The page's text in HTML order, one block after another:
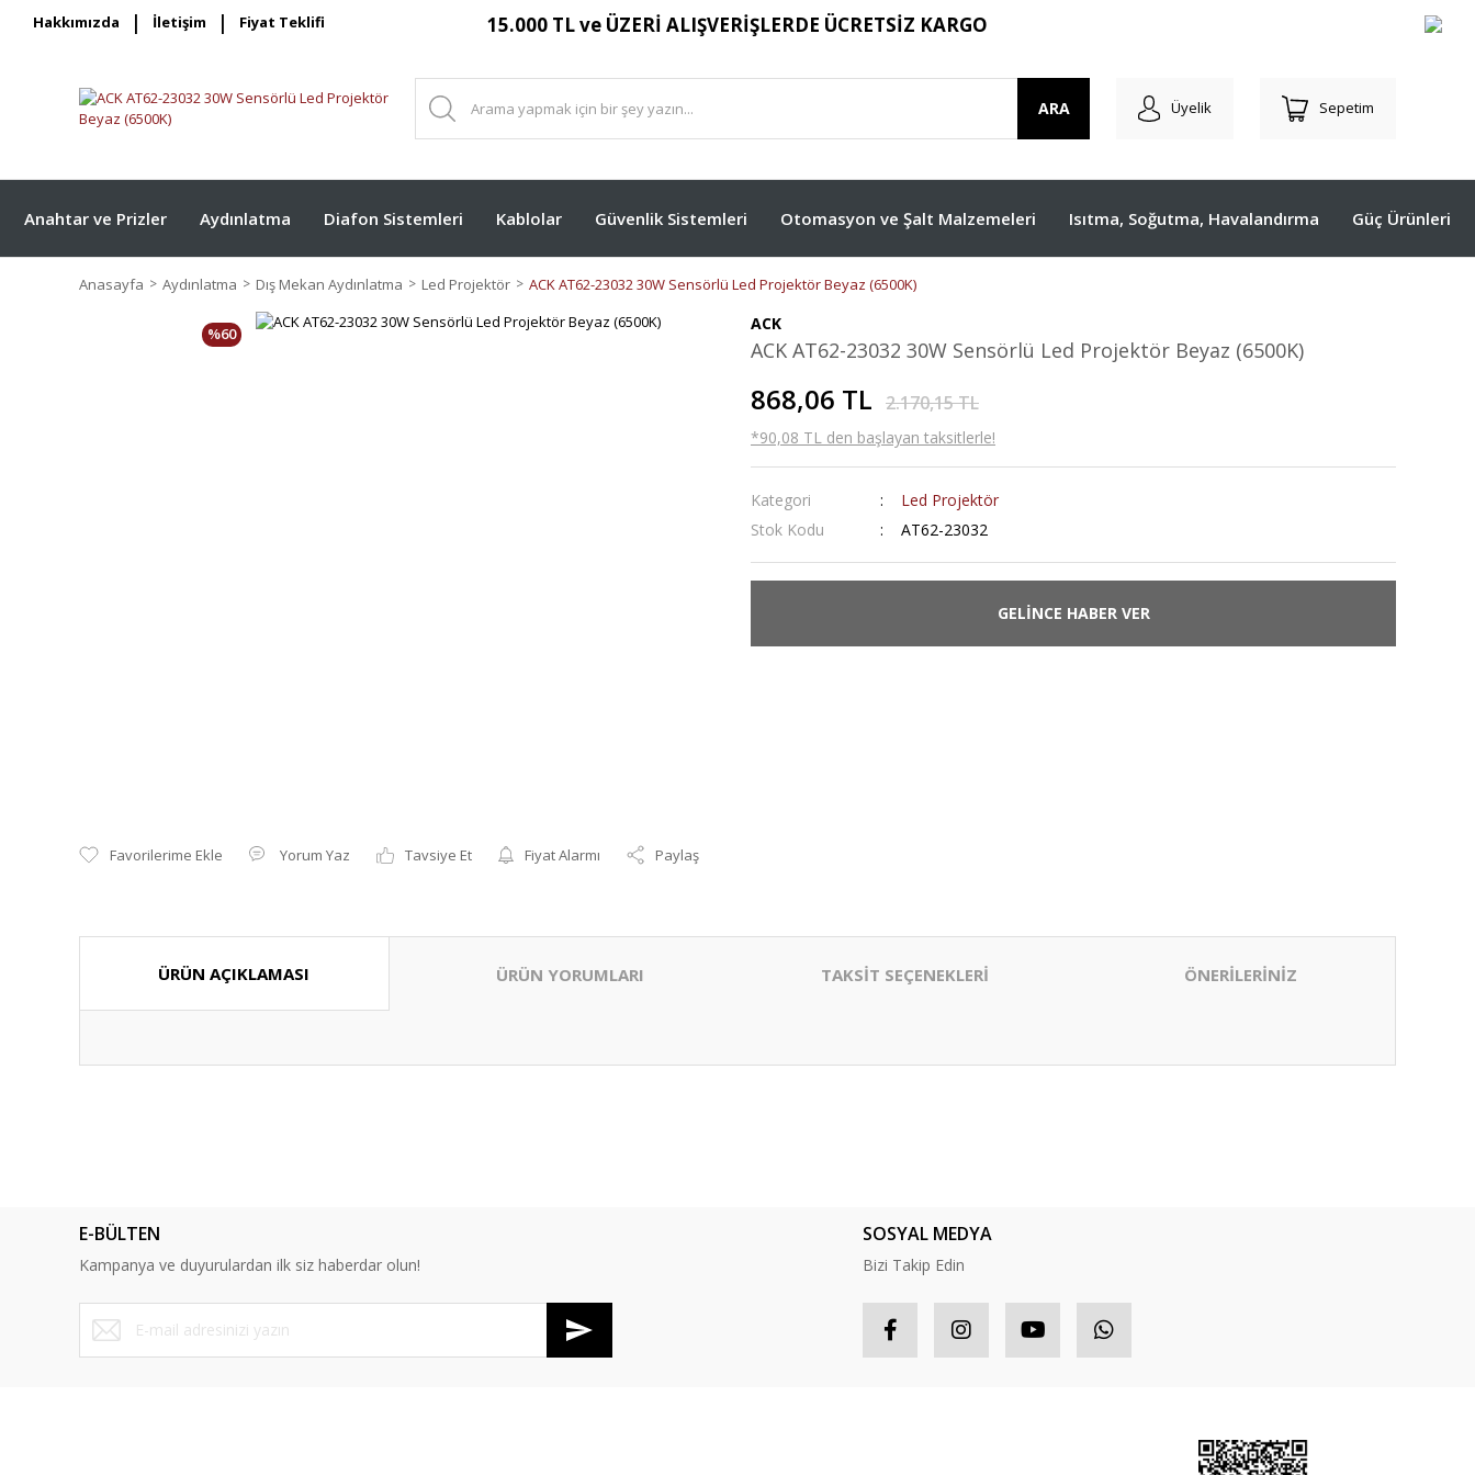
Hakkımızda İletişim Fiyat Teklifi 15.000 TL ve ÜZERİ ALIŞVERİŞLERDE ÜCRETSİZ KARGO
ARA Üyelik Sepetim
Anahtar ve Prizler Aydınlatma Diafon Sistemleri Kablolar Güvenlik Sistemleri Otomasyon ve Şalt Malzemeleri Isıtma, Soğutma, Havalandırma Güç Ürünleri
Anasayfa Aydınlatma Dış Mekan Aydınlatma Led Projektör ACK AT62-23032 30W Sensörlü Led Projektör Beyaz (6500K)
%60
Yorum Yaz Tavsiye Et Fiyat Alarmı Paylaş
ACK
ACK AT62-23032 30W Sensörlü Led Projektör Beyaz (6500K)
868,06 TL 2.170,15 TL
*90,08 TL den başlayan taksitlerle!
Kategori
Led Projektör
Stok Kodu
AT62-23032
GELİNCE HABER VER
ÜRÜN AÇIKLAMASI ÜRÜN YORUMLARI TAKSİT SEÇENEKLERİ ÖNERİLERİNİZ
Ürün bilgilerinde hatalar bulunuyor.
Ürün fiyatı diğer sitelerden daha pahalı.
Bu ürüne benzer farklı alternatifler olmalı.
E-BÜLTEN
Kampanya ve duyurulardan ilk siz haberdar olun!
SOSYAL MEDYA
Bizi Takip Edin